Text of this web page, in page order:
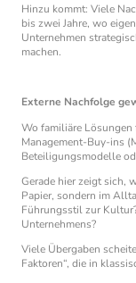
Hinzu kommt: Viele
bis zwei Jahre, wo
Unternehmen
machen.
Externe Nachfolge
Wo familiäre Lösungen
Management-Buy-ins
Beteiligungsmodelle
Gerade hier zeigt sich,
Papier, sondern im
Führungsstil zur
Unternehmens?
Viele Übergaben
Faktoren“, die in